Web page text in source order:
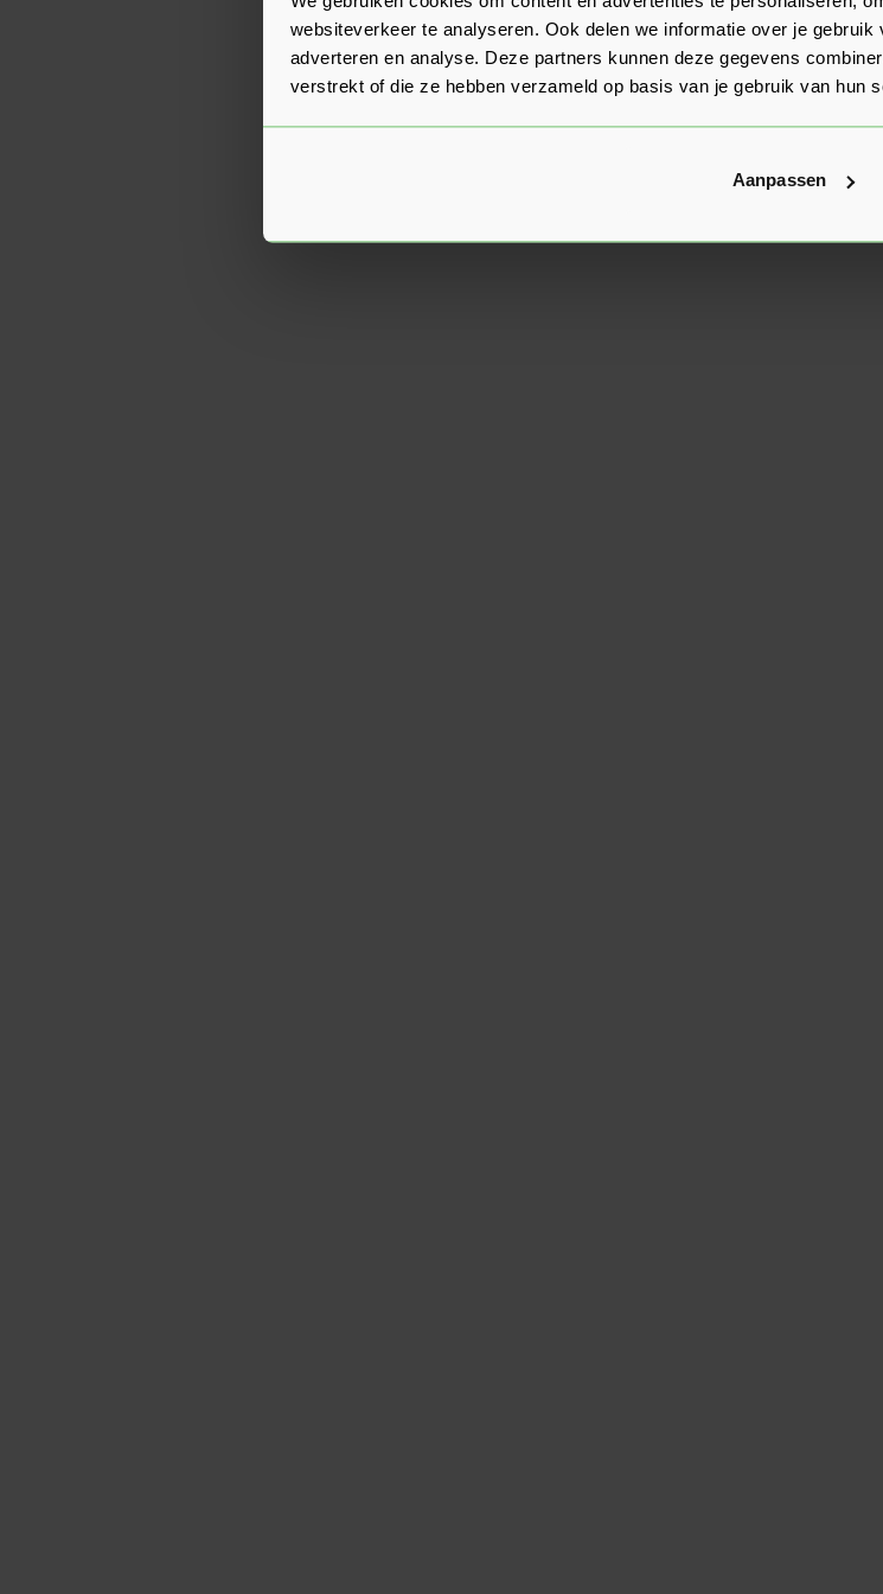
websiteverkeer te analyseren. Ook delen we informatie over je
adverteren en analyse. Deze partners kunnen deze gegevens
verstrekt of die ze hebben verzameld op basis van je gebruik van hun
Aanpassen